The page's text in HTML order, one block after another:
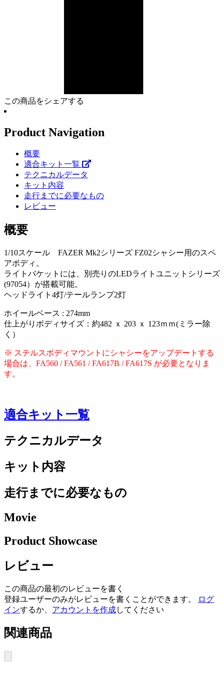
この商品をシェアする
Product Navigation
概要
適合キット一覧
テクニカルデータ
キット内容
走行までに必要なもの
レビュー
概要
1/10スケール FAZER Mk2シリーズ FZ02シャシー用のスペ
アボディ。
ライトバケットには、別売りのLEDライトユニットシリーズ
(97054）が搭載可能。
ヘッドライト4灯/テールランプ2灯
ホイールベース : 274mm
仕上がりボディサイズ：約482 ｘ 203 ｘ 123ｍｍ(ミラー除
く）
※ ステルスボディマウントにシャシーをアップデートする
場合は、FA560 / FA561 / FA617B / FA617S が必要となりま
す。
適合キット一覧
テクニカルデータ
キット内容
走行までに必要なもの
Movie
Product Showcase
レビュー
この商品の最初のレビューを書く
登録ユーザーのみがレビューを書くことができます。
ログ
インするか、 アカウントを作成してください
関連商品